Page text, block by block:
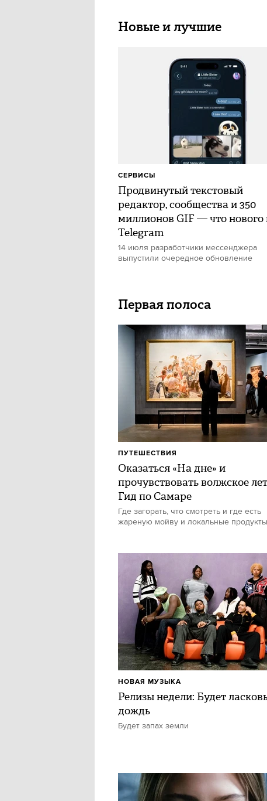
Новые и лучшие
Продвинутый текстовый
редактор, сообщества и 350
миллионов GIF — что нового
Telegram
14 июля разработчики мессенджера
выпустили очередное обновление
СЕРВИСЫ
Первая полоса
Оказаться «На дне» и
прочувствовать волжское
Гид по Самаре
Где загорать, что смотреть и где есть
жареную мойву и локальные продукты
ПУТЕШЕСТВИЯ
Релизы недели: Будет
дождь
Будет запах земли
НОВАЯ МУЗЫКА